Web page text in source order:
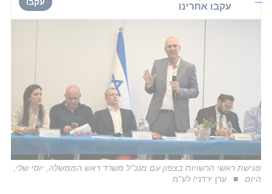
עקבו אחרינו
פגישת ראשי הרשויות בצפון עם מנכ"ל משרד ראש הממשלה, יוסי שלי,
היום
ערן ירדני/ לע"מ